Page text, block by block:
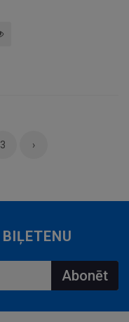
3 ›
Abonēt